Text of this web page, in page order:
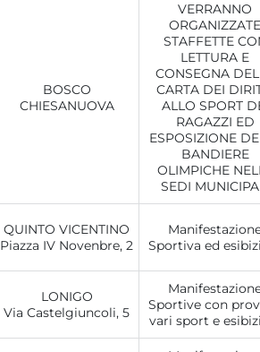
BOSCO
CHIESANUOVA
VERRANNO
ORGANIZZATE
STAFFETTE
LETTURA E
CONSEGNA
CARTA DEI
ALLO SPORT
RAGAZZI ED
ESPOSIZIONE
BANDIERE
OLIMPICHE
SEDI
QUINTO VICENTINO
Piazza IV Novenbre, 2
Sportiva ed
LONIGO
Via Castelgiuncoli, 5
Sportive con
vari sport e